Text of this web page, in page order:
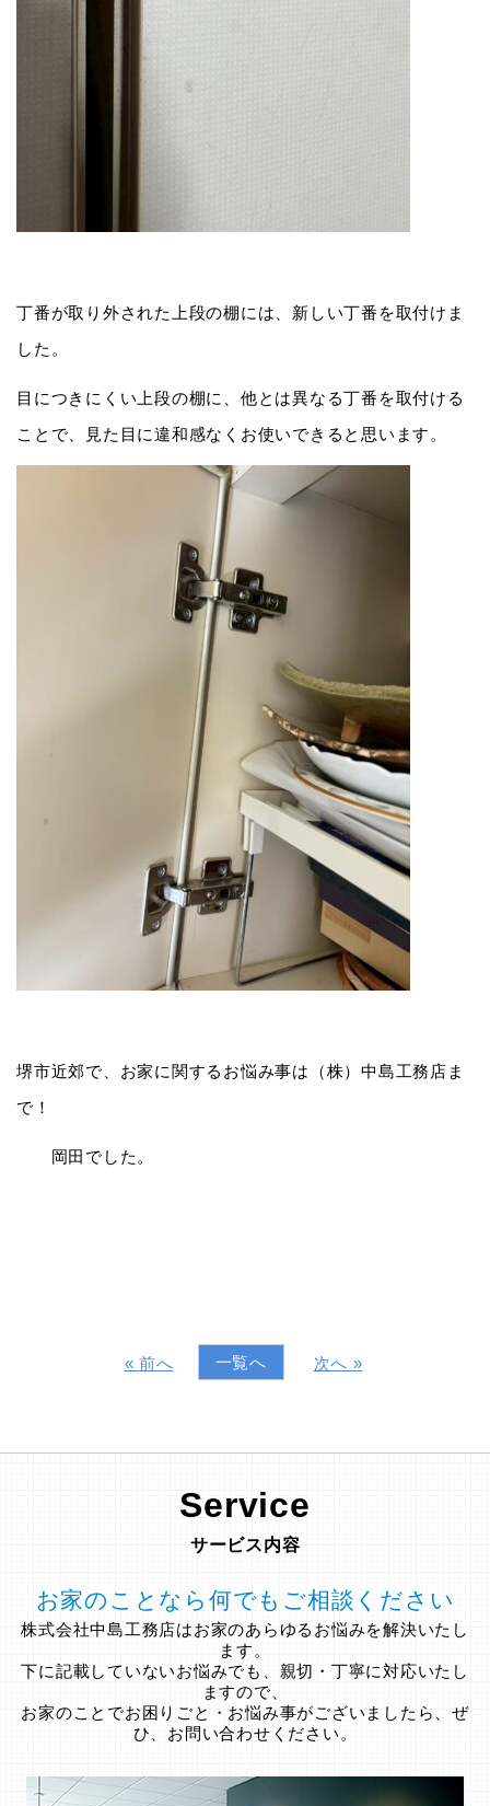
丁番が取り外された上段の棚には、新しい丁番を取付けま
した。
目につきにくい上段の棚に、他とは異なる丁番を取付ける
ことで、見た目に違和感なくお使いできると思います。
堺市近郊で、お家に関するお悩み事は（株）中島工務店ま
で！
岡田でした。
« 前へ 一覧へ 次へ »
Service
サービス内容
お家のことなら何でもご相談ください
株式会社中島工務店はお家のあらゆるお悩みを解決いたし
ます。
下に記載していないお悩みでも、親切・丁寧に対応いたし
ますので、
お家のことでお困りごと・お悩み事がございましたら、ぜ
ひ、お問い合わせください。